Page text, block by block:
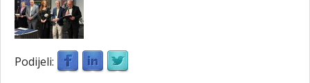
Podijeli: